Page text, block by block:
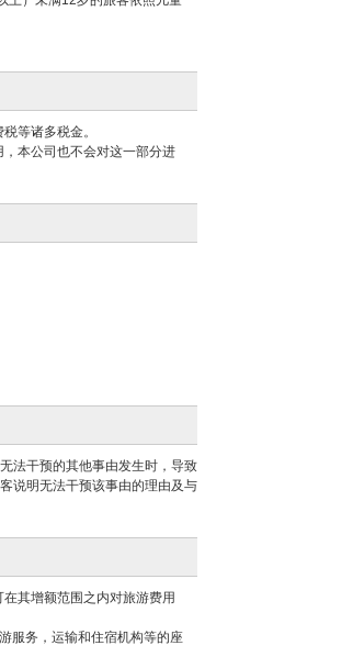
等诸多税金。
本公司也不会对这一部分进
法干预的其他事由发生时，导致
说明无法干预该事由的理由及与
其增额范围之内对旅游费用
服务，运输和住宿机构等的座